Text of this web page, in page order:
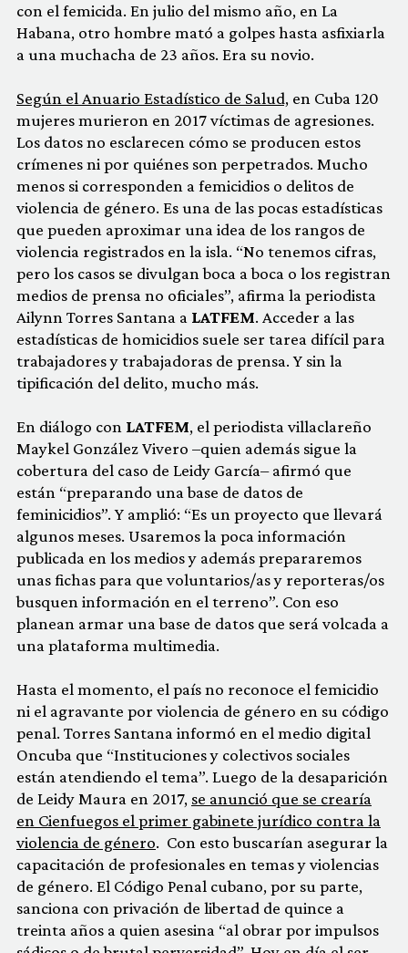
con el femicida. En julio del mismo año, en La
Habana, otro hombre mató a golpes hasta asfixiarla
a una muchacha de 23 años. Era su novio.
Según el Anuario Estadístico de Salud, en Cuba 120
mujeres murieron en 2017 víctimas de agresiones.
Los datos no esclarecen cómo se producen estos
crímenes ni por quiénes son perpetrados. Mucho
menos si corresponden a femicidios o delitos de
violencia de género. Es una de las pocas estadísticas
que pueden aproximar una idea de los rangos de
violencia registrados en la isla. “No tenemos cifras,
pero los casos se divulgan boca a boca o los registran
medios de prensa no oficiales”, afirma la periodista
Ailynn Torres Santana a LATFEM. Acceder a las
estadísticas de homicidios suele ser tarea difícil para
trabajadores y trabajadoras de prensa. Y sin la
tipificación del delito, mucho más.
En diálogo con LATFEM, el periodista villaclareño
Maykel González Vivero –quien además sigue la
cobertura del caso de Leidy García– afirmó que
están “preparando una base de datos de
feminicidios”. Y amplió: “Es un proyecto que llevará
algunos meses. Usaremos la poca información
publicada en los medios y además prepararemos
unas fichas para que voluntarios/as y reporteras/os
busquen información en el terreno”. Con eso
planean armar una base de datos que será volcada a
una plataforma multimedia.
Hasta el momento, el país no reconoce el femicidio
ni el agravante por violencia de género en su código
penal. Torres Santana informó en el medio digital
Oncuba que “Instituciones y colectivos sociales
están atendiendo el tema”. Luego de la desaparición
de Leidy Maura en 2017, se anunció que se crearía
en Cienfuegos el primer gabinete jurídico contra la
violencia de género. Con esto buscarían asegurar la
capacitación de profesionales en temas y violencias
de género. El Código Penal cubano, por su parte,
sanciona con privación de libertad de quince a
treinta años a quien asesina “al obrar por impulsos